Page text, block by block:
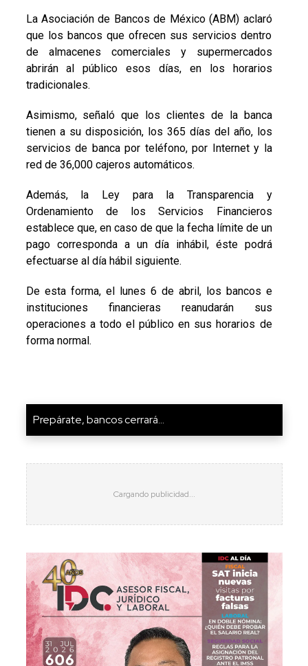
La Asociación de Bancos de México (ABM) aclaró
que los bancos que ofrecen sus servicios dentro
de almacenes comerciales y supermercados
abrirán al público esos días, en los horarios
tradicionales.
Asimismo, señaló que los clientes de la banca
tienen a su disposición, los 365 días del año, los
servicios de banca por teléfono, por Internet y la
red de 36,000 cajeros automáticos.
Además, la Ley para la Transparencia y
Ordenamiento de los Servicios Financieros
establece que, en caso de que la fecha límite de un
pago corresponda a un día inhábil, éste podrá
efectuarse al día hábil siguiente.
De esta forma, el lunes 6 de abril, los bancos e
instituciones financieras reanudarán sus
operaciones a todo el público en sus horarios de
forma normal.
Prepárate, bancos cerrará...